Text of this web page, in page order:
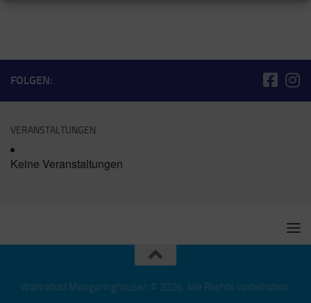
FOLGEN:
VERANSTALTUNGEN
Keine Veranstaltungen
Walmebad Mengeringhausen © 2026. Alle Rechte vorbehalten.